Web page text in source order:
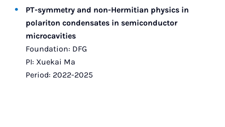
PT-symmetry and non-Hermitian physics in
polariton condensates in semiconductor
microcavities
Foundation: DFG
PI: Xuekai Ma
Period: 2022-2025